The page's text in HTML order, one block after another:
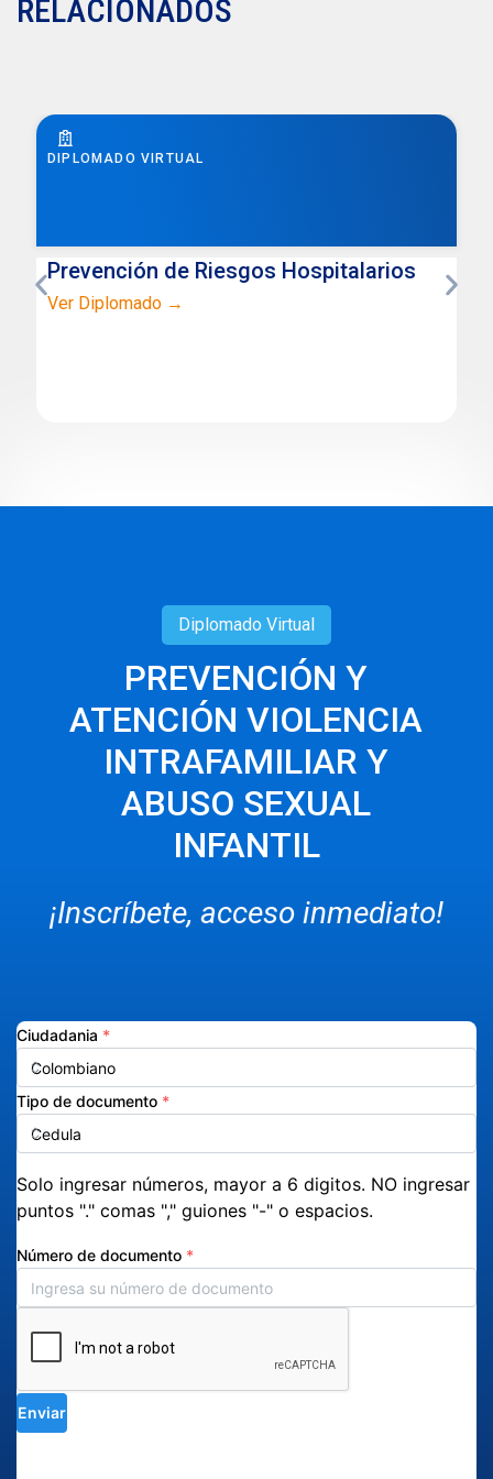
RELACIONADOS
DIPLOMADO VIRTUAL
Seguridad Alimentaria
Ver Diplomado →
Diplomado Virtual
PREVENCIÓN Y
ATENCIÓN VIOLENCIA
INTRAFAMILIAR Y
ABUSO SEXUAL
INFANTIL
¡Inscríbete, acceso inmediato!